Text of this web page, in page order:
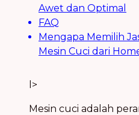
Awet dan Optimal
FAQ
Mengapa Memilih
Mesin Cuci dari
l>
Mesin cuci adalah